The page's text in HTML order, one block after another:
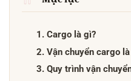
1. Cargo là gì?
2. Vận chuyển cargo
3. Quy trình vận